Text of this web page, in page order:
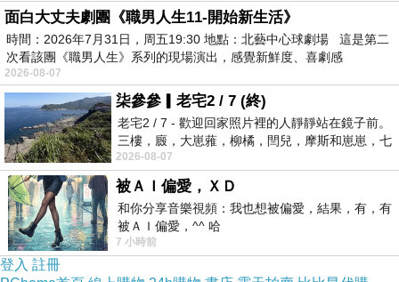
亞洲各地狂銷熱賣品。
口味眾多且獨具特色。
日本怪獸美妝學院
好風味口感佳變化多。
面白大丈夫劇團《職男人生11-開始新生活》
時間：2026年7月31日，周五19:30 地點：北藝中心球劇場 這是第二
次看該團《職男人生》系列的現場演出，感覺新鮮度、喜劇感
2026-08-07
柒參參▎老宅2 / 7 (終)
老宅2 / 7 - 歡迎回家照片裡的人靜靜站在鏡子前。
三樓，廄，大崽蕥，柳橘，閆兒，摩斯和崽崽，七
個人整整齊齊地站在鏡框之外，如同
2026-08-07
被ＡＩ偏愛，ＸＤ
和你分享音樂視頻：我也想被偏愛，結果，有，有
被ＡＩ偏愛，^^ 哈
7 小時前
登入 註冊